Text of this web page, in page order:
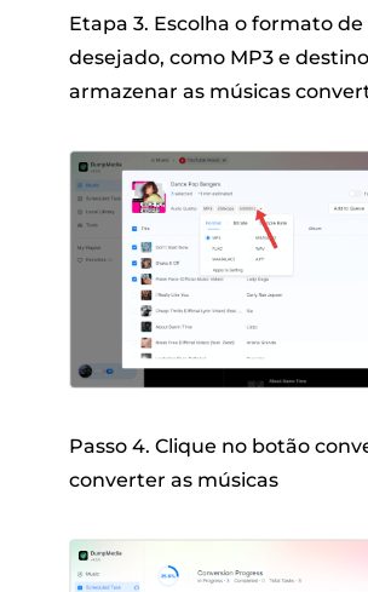
Etapa 3. Escolha o formato
desejado, como MP3 e
armazenar as músicas
Passo 4. Clique no botão
converter as músicas